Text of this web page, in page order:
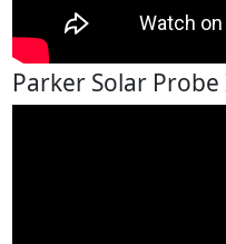
Parker Solar